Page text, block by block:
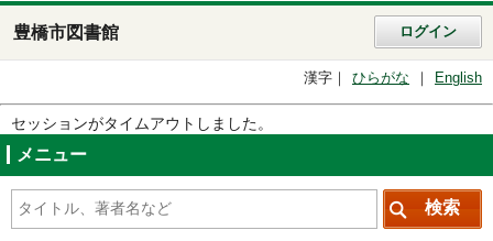
豊橋市図書館 ログイン
漢字 ひらがな English
セッションがタイムアウトしました。
メニュー